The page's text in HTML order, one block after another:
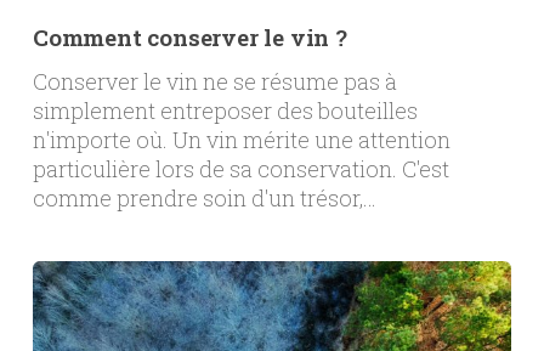
Comment conserver le vin ?
Conserver le vin ne se résume pas à
simplement entreposer des bouteilles
n'importe où. Un vin mérite une attention
particulière lors de sa conservation. C'est
comme prendre soin d'un trésor,…